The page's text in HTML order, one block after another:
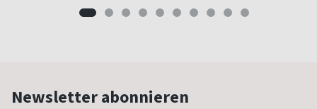
Newsletter abonnieren